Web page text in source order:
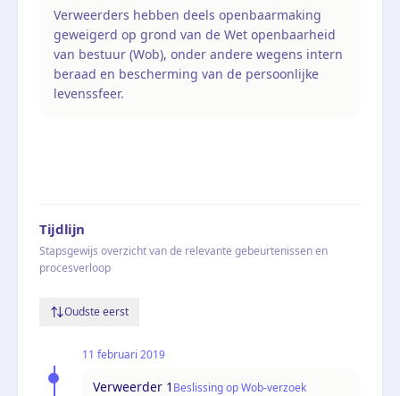
Verweerders hebben deels openbaarmaking
geweigerd op grond van de Wet openbaarheid
van bestuur (Wob), onder andere wegens intern
beraad en bescherming van de persoonlijke
levenssfeer.
Tijdlijn
Stapsgewijs overzicht van de relevante gebeurtenissen en
procesverloop
Oudste eerst
11 februari 2019
Verweerder 1 Beslissing op Wob-verzoek